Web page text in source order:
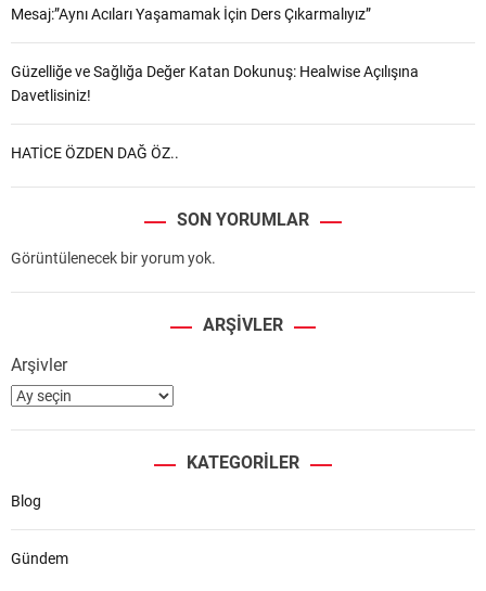
Mesaj:”Aynı Acıları Yaşamamak İçin Ders Çıkarmalıyız”
Güzelliğe ve Sağlığa Değer Katan Dokunuş: Healwise Açılışına
Davetlisiniz!
HATİCE ÖZDEN DAĞ ÖZ..
SON YORUMLAR
Görüntülenecek bir yorum yok.
ARŞIVLER
Arşivler
KATEGORILER
Blog
Gündem